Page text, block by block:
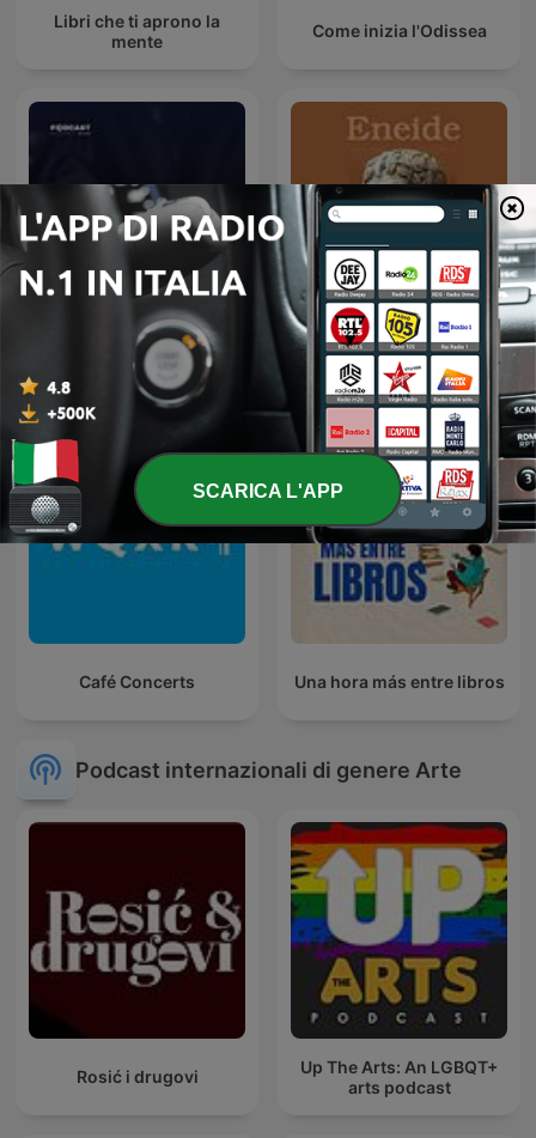
Libri che ti aprono la
mente
Come inizia l'Odissea
أغرب القضايا Eneide
Café Concerts Una hora más entre libros
Podcast internazionali di genere Arte
Rosić i drugovi
Up The Arts: An LGBQT+
arts podcast
SCARICA L'APP